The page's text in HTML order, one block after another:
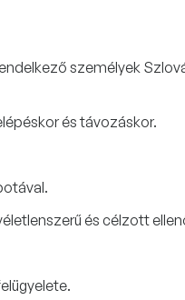
személyek
és távozáskor.
és célzott